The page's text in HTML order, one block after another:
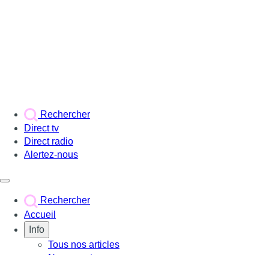
Rechercher
Direct tv
Direct radio
Alertez-nous
Rechercher
Accueil
Info
Tous nos articles